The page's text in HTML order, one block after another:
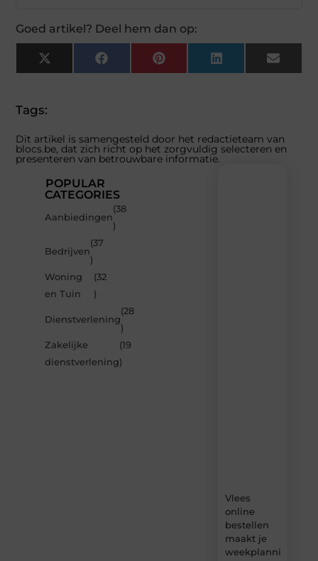
Goed artikel? Deel hem dan op:
X
(Twitter)
FacebookPinterestLinkedInEmail
Tags:
Dit artikel is samengesteld door het redactieteam van
blocs.be, dat zich richt op het zorgvuldig selecteren en
presenteren van betrouwbare informatie.
POPULAR
CATEGORIES
Aanbiedingen
(38
)
Bedrijven
(37
)
Woning
en Tuin
(32
)
Dienstverlening
(28
)
Zakelijke
dienstverlening
(19
)
Vlees
online
bestellen
maakt je
weekplanning